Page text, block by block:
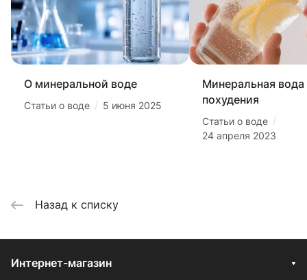
О минеральной воде
Статьи о воде / 5 июня 2025
Минеральная вода
похудения
Статьи о воде /
24 апреля 2023
Назад к списку
Интернет-магазин